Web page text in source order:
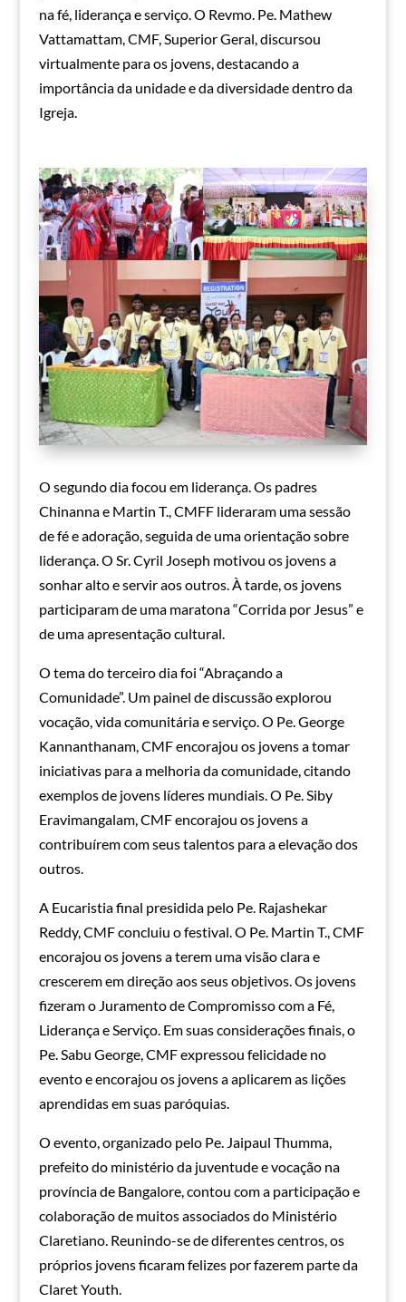
na fé, liderança e serviço. O Revmo. Pe. Mathew
Vattamattam, CMF, Superior Geral, discursou
virtualmente para os jovens, destacando a
importância da unidade e da diversidade dentro da
Igreja.
O segundo dia focou em liderança. Os padres
Chinanna e Martin T., CMFF lideraram uma sessão
de fé e adoração, seguida de uma orientação sobre
liderança. O Sr. Cyril Joseph motivou os jovens a
sonhar alto e servir aos outros. À tarde, os jovens
participaram de uma maratona “Corrida por Jesus” e
de uma apresentação cultural.
O tema do terceiro dia foi “Abraçando a
Comunidade”. Um painel de discussão explorou
vocação, vida comunitária e serviço. O Pe. George
Kannanthanam, CMF encorajou os jovens a tomar
iniciativas para a melhoria da comunidade, citando
exemplos de jovens líderes mundiais. O Pe. Siby
Eravimangalam, CMF encorajou os jovens a
contribuírem com seus talentos para a elevação dos
outros.
A Eucaristia final presidida pelo Pe. Rajashekar
Reddy, CMF concluiu o festival. O Pe. Martin T., CMF
encorajou os jovens a terem uma visão clara e
crescerem em direção aos seus objetivos. Os jovens
fizeram o Juramento de Compromisso com a Fé,
Liderança e Serviço. Em suas considerações finais, o
Pe. Sabu George, CMF expressou felicidade no
evento e encorajou os jovens a aplicarem as lições
aprendidas em suas paróquias.
O evento, organizado pelo Pe. Jaipaul Thumma,
prefeito do ministério da juventude e vocação na
província de Bangalore, contou com a participação e
colaboração de muitos associados do Ministério
Claretiano. Reunindo-se de diferentes centros, os
próprios jovens ficaram felizes por fazerem parte da
Claret Youth.